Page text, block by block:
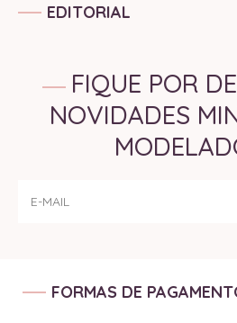
EDITORIAL
FIQUE POR
NOVIDADES
FORMAS DE